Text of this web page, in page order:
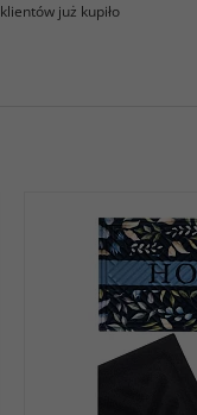
klientów już kupiło